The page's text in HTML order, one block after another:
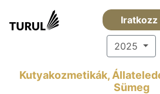
Iratkozz
2025
Kutyakozmetikák,
Sümeg